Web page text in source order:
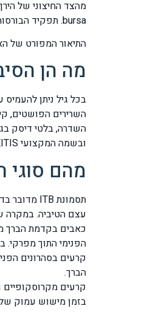
bursa. תפקיד הבורסות הללו למנוע חיכוך בין הרקמות והן נוטות להיפגע ולפתח דלקות בעקבות מאמצים פיזיים קשים.
התיאור המפורט של
מה הן
בכל גיל ניתן
השרירים הפושטים,
השדרה, בלטי דיסק
ובשמה המקצועי PLANTAR FASCEITIS.
מהם סוגי
עצם הטיביה. במקרה
הפנימי התוך
הברך.
בזמן מישוש עמוק